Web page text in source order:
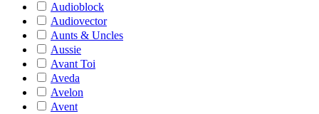
Audioblock
Audiovector
Aunts & Uncles
Aussie
Avant Toi
Aveda
Avelon
Avent